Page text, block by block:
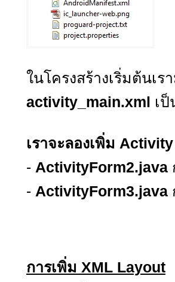
ในโครงสร้างเริ่มต้นเ
activity_main.xml เ
เราจะลองเพิ่ม
- ActivityForm2.java
- ActivityForm3.java
การเพิ่ม XML Layout